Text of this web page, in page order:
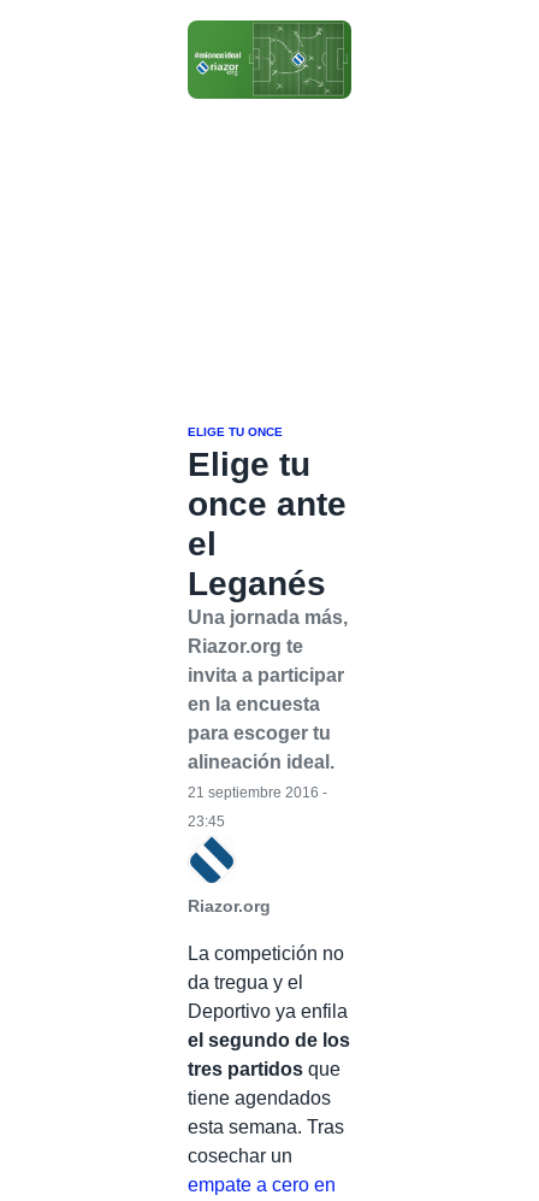
ELIGE TU ONCE
Elige tu
once ante
el
Leganés
Una jornada más,
Riazor.org te
invita a participar
en la encuesta
para escoger tu
alineación ideal.
Riazor.org
21 septiembre 2016 -
23:45
La competición no
da tregua y el
Deportivo ya enfila
el segundo de los
tres partidos que
tiene agendados
esta semana. Tras
cosechar un
empate a cero en